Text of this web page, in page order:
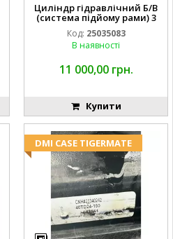
Циліндр гідравлічний Б/В
(система підйому рами) 3
1/2 84255910
Код: 25035083
В наявності
11 000,00 грн.
Купити
DMI CASE TIGERMATE